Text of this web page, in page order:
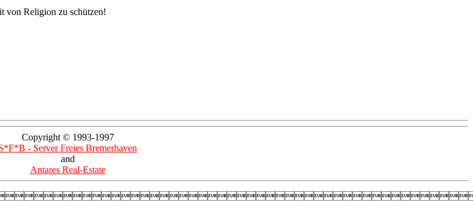
von Religion zu schützen!
Copyright © 1993-1997
- Server Freies Bremerhaven
and
Antares Real-Estate